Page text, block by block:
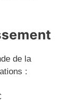
de la
: